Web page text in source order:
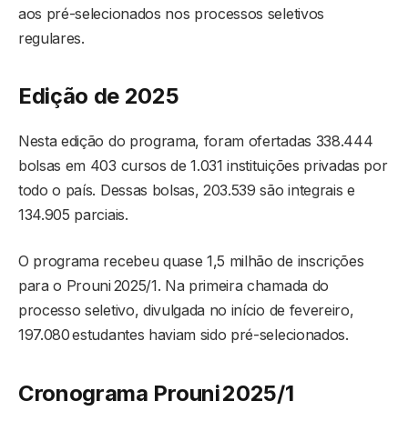
aos pré-selecionados nos processos seletivos
regulares.
Edição de 2025
Nesta edição do programa, foram ofertadas 338.444
bolsas em 403 cursos de 1.031 instituições privadas por
todo o país. Dessas bolsas, 203.539 são integrais e
134.905 parciais.
O programa recebeu quase 1,5 milhão de inscrições
para o Prouni 2025/1. Na primeira chamada do
processo seletivo, divulgada no início de fevereiro,
197.080 estudantes haviam sido pré-selecionados.
Cronograma Prouni 2025/1